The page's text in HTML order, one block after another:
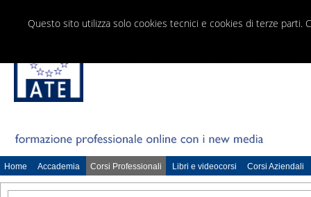
Home Accademia Corsi Professionali Libri e videocorsi Corsi Aziendali
Questo sito utilizza solo cookies tecnici e cookies di terze parti.